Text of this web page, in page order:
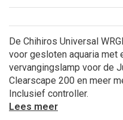
De Chihiros Universal
voor gesloten aquaria met
vervangingslamp voor de
Clearscape 200 en meer
Inclusief controller.
Lees meer